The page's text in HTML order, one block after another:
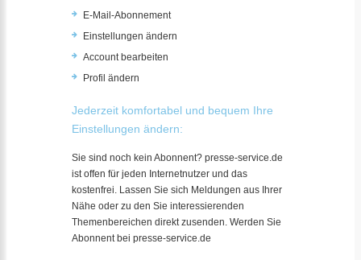
E-Mail-Abonnement
Einstellungen ändern
Account bearbeiten
Profil ändern
Jederzeit komfortabel und bequem Ihre
Einstellungen ändern:
Sie sind noch kein Abonnent? presse-service.de
ist offen für jeden Internetnutzer und das
kostenfrei. Lassen Sie sich Meldungen aus Ihrer
Nähe oder zu den Sie interessierenden
Themenbereichen direkt zusenden. Werden Sie
Abonnent bei presse-service.de